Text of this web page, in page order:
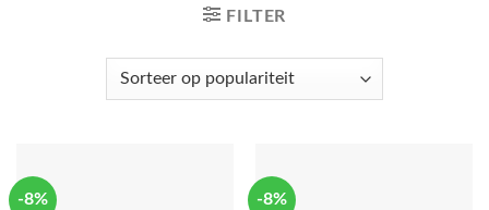
FILTER
-8% -8%